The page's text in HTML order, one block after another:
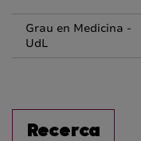
Grau en Medicina -
UdL
Recerca